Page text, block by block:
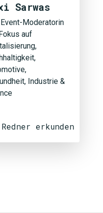
Sarwas
Moderatorin
auf
Industrie &
Redner erkunden